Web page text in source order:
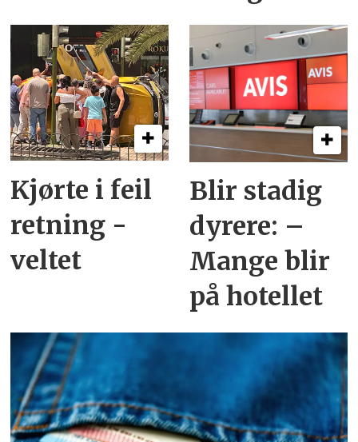
Kjørte i feil
retning -
veltet
Blir stadig
dyrere: –
Mange blir
på hotellet